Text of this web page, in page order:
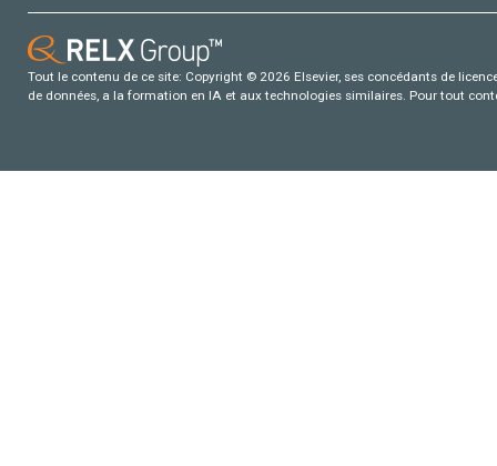
Tout le contenu de ce site: Copyright © 2026 Elsevier, ses concédants de
de données, a la formation en IA et aux technologies similaires. Pour tout